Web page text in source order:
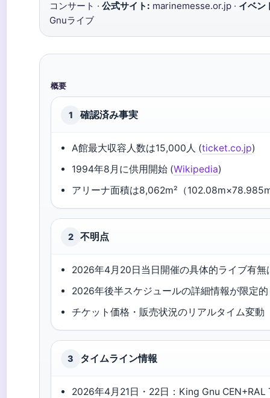
コンサート · 公式サイト: marinemesse.or.jp · イベン
Gnuライブ
概要
1 確認済み事実
A館最大収容人数は15,000人 (ticket.co.jp)
1994年8月に供用開始 (Wikipedia)
アリーナ面積は8,062m²（
2 不明点
2026年4月20日当日開催の具体的ライブ有無
2026年後半スケジュールの詳細情報が限定的
チケット価格・販売状況のリアルタイム変動
3 タイムライン情報
2026年4月21日・22日：King Gnu CEN+RAL